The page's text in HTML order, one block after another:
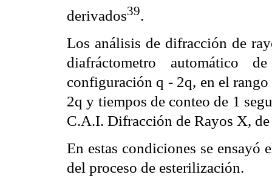
derivados39.
Los análisis de difracción de
diafráctometro
configuración q - 2q, en el
2q y tiempos de conteo de 1
C.A.I. Difracción de Rayos X,
En estas condiciones se
del proceso de esterilización.